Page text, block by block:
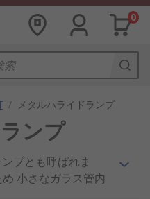
0
/ メタルハライドランプ
ンプ
プとも呼ばれま
小さなガラス管内